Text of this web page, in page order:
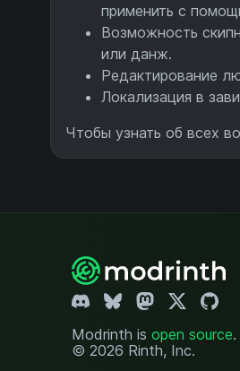
применить с
Возможность
или данж.
Редактирование
Локализация в
Чтобы узнать об всех
Modrinth is open source.
© 2026 Rinth, Inc.